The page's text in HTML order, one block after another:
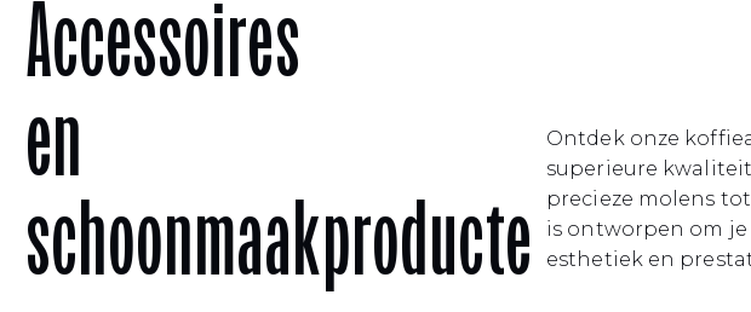
Accessoires
en
schoonmaakproducte
Ontdek onze
superieure
precieze molens
is ontworpen om
esthetiek en